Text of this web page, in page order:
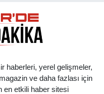
haberleri, yerel gelişmeler,
ve daha fazlası için
en etkili haber sitesi